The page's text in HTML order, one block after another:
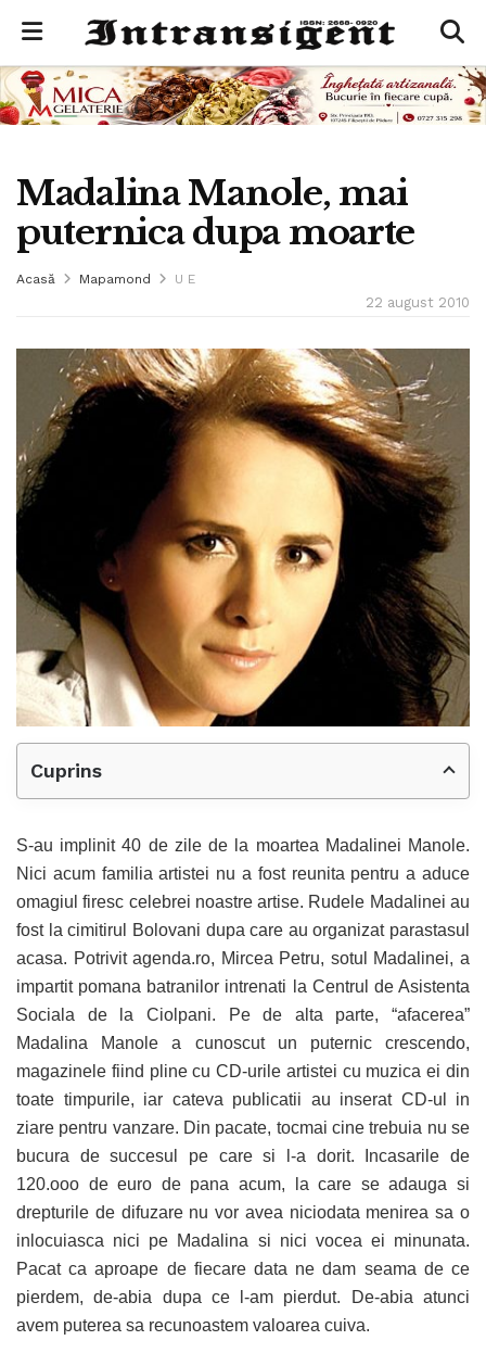
Madalina Manole, mai
puternica dupa moarte
Acasă Mapamond U E
22 august 2010
Cuprins
S-au implinit 40 de zile de la moartea Madalinei Manole.
Nici acum familia artistei nu a fost reunita pentru a aduce
omagiul firesc celebrei noastre artise. Rudele Madalinei au
fost la cimitirul Bolovani dupa care au organizat parastasul
acasa. Potrivit agenda.ro, Mircea Petru, sotul Madalinei, a
impartit pomana batranilor intrenati la Centrul de Asistenta
Sociala de la Ciolpani. Pe de alta parte, “afacerea”
Madalina Manole a cunoscut un puternic crescendo,
magazinele fiind pline cu CD-urile artistei cu muzica ei din
toate timpurile, iar cateva publicatii au inserat CD-ul in
ziare pentru vanzare. Din pacate, tocmai cine trebuia nu se
bucura de succesul pe care si l-a dorit. Incasarile de
120.ooo de euro de pana acum, la care se adauga si
drepturile de difuzare nu vor avea niciodata menirea sa o
inlocuiasca nici pe Madalina si nici vocea ei minunata.
Pacat ca aproape de fiecare data ne dam seama de ce
pierdem, de-abia dupa ce l-am pierdut. De-abia atunci
avem puterea sa recunoastem valoarea cuiva.